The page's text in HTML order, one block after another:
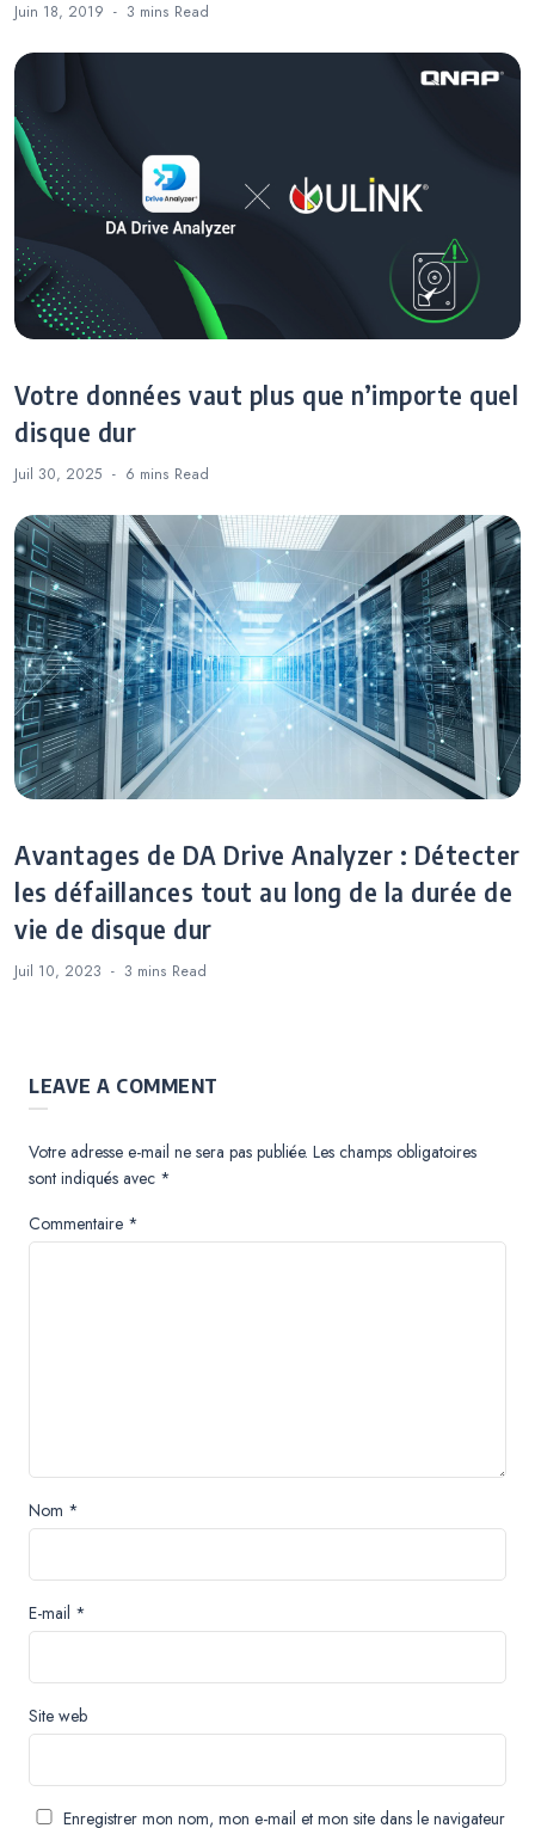
Juin 18, 2019 3 mins Read
Votre données vaut plus que n’importe quel
disque dur
Juil 30, 2025 6 mins Read
Avantages de DA Drive Analyzer : Détecter
les défaillances tout au long de la durée de
vie de disque dur
Juil 10, 2023 3 mins Read
LEAVE A COMMENT
Votre adresse e-mail ne sera pas publiée. Les champs obligatoires
sont indiqués avec *
Commentaire *
Nom *
E-mail *
Site web
Enregistrer mon nom, mon e-mail et mon site dans le navigateur